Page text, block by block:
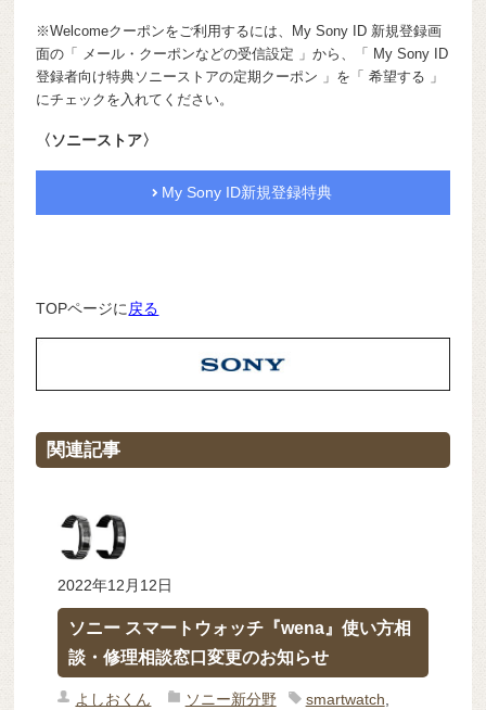
※Welcomeクーポンをご利用するには、My Sony ID 新規登録画
面の「 メール・クーポンなどの受信設定 」から、「 My Sony ID
登録者向け特典ソニーストアの定期クーポン 」を「 希望する 」
にチェックを入れてください。
〈ソニーストア〉
My Sony ID新規登録特典
TOPページに 戻る
関連記事
2022年12月12日
ソニー スマートウォッチ『wena』使い方相
談・修理相談窓口変更のお知らせ
よしおくん ソニー新分野 smartwatch,